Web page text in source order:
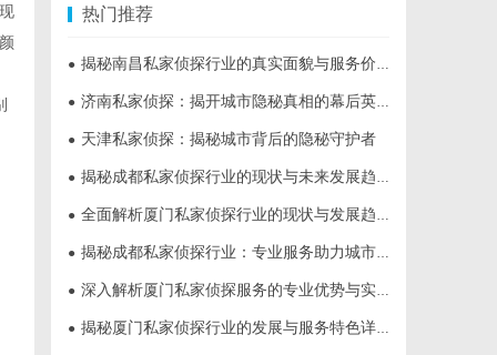
热门推荐
● 揭秘南昌私家侦探行业的真实面貌与服务价值详解
● 济南私家侦探：揭开城市隐秘真相的幕后英雄
● 天津私家侦探：揭秘城市背后的隐秘守护者
● 揭秘成都私家侦探行业的现状与未来发展趋势
● 全面解析厦门私家侦探行业的现状与发展趋势
● 揭秘成都私家侦探行业：专业服务助力城市安宁
● 深入解析厦门私家侦探服务的专业优势与实际应用
● 揭秘厦门私家侦探行业的发展与服务特色详解